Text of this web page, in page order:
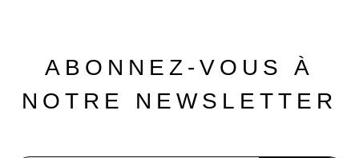
ABONNEZ-VOUS À
NOTRE NEWSLETTER